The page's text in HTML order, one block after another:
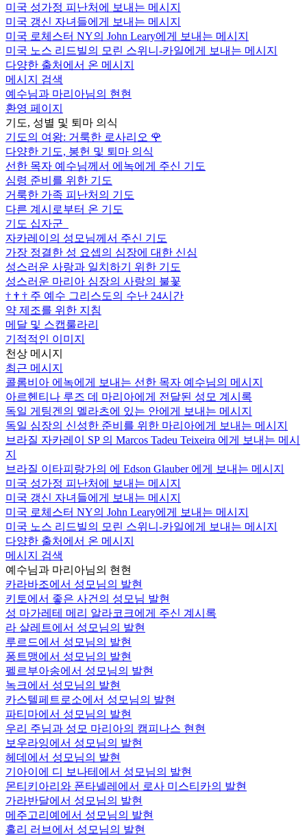
미국 성가정 피난처에 보내는 메시지
미국 갱신 자녀들에게 보내는 메시지
미국 로체스터 NY의 John Leary에게 보내는 메시지
미국 노스 리드빌의 모린 스위니-카일에게 보내는 메시지
다양한 출처에서 온 메시지
메시지 검색
예수님과 마리아님의 현현
환영 페이지
기도, 성별 및 퇴마 의식
기도의 여왕: 거룩한 로사리오 🌹
다양한 기도, 봉헌 및 퇴마 의식
선한 목자 예수님께서 에녹에게 주신 기도
심령 준비를 위한 기도
거룩한 가족 피난처의 기도
다른 계시로부터 온 기도
기도 십자군
자카레이의 성모님께서 주신 기도
가장 정결한 성 요셉의 심장에 대한 신심
성스러운 사랑과 일치하기 위한 기도
성스러운 마리아 심장의 사랑의 불꽃
† † † 주 예수 그리스도의 수난 24시간
약 제조를 위한 지침
메달 및 스캡룰라리
기적적인 이미지
천상 메시지
최근 메시지
콜롬비아 에녹에게 보내는 선한 목자 예수님의 메시지
아르헨티나 루즈 데 마리아에게 전달된 성모 계시록
독일 게팅겐의 멜라츠에 있는 안에게 보내는 메시지
독일 심장의 신성한 준비를 위한 마리아에게 보내는 메시지
브라질 자카레이 SP 의 Marcos Tadeu Teixeira 에게 보내는 메시
지
브라질 이타피랑가의 에 Edson Glauber 에게 보내는 메시지
미국 성가정 피난처에 보내는 메시지
미국 갱신 자녀들에게 보내는 메시지
미국 로체스터 NY의 John Leary에게 보내는 메시지
미국 노스 리드빌의 모린 스위니-카일에게 보내는 메시지
다양한 출처에서 온 메시지
메시지 검색
예수님과 마리아님의 현현
카라바조에서 성모님의 발현
키토에서 좋은 사건의 성모님 발현
성 마가레테 메리 알라코크에게 주신 계시록
라 살레트에서 성모님의 발현
루르드에서 성모님의 발현
퐁트맹에서 성모님의 발현
펠르부아송에서 성모님의 발현
녹크에서 성모님의 발현
카스텔페트로소에서 성모님의 발현
파티마에서 성모님의 발현
우리 주님과 성모 마리아의 캠피나스 현현
보우라잉에서 성모님의 발현
헤데에서 성모님의 발현
기아이에 디 보나테에서 성모님의 발현
몬티키아리와 폰타넬레에서 로사 미스티카의 발현
가라반달에서 성모님의 발현
메주고리예에서 성모님의 발현
홀리 러브에서 성모님의 발현